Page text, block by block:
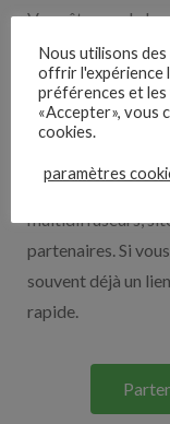
Vous êtes sur le
vous aider à
Découvrez nos
multidiffuseurs,
partenaires. Si
souvent déjà un
rapide.
Nous utilisons
offrir l'expérience
préférences et
«Accepter», vous
cookies.
paramètres